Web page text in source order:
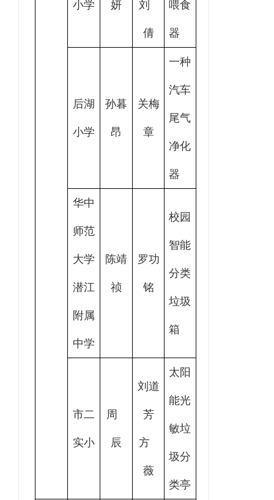
小学 妍 刘
倩
喂食
器
后湖
小学
孙暮
昂
关梅
章
一种
汽车
尾气
净化
器
华中
师范
大学
潜江
附属
中学
陈靖
祯
罗功
铭
校园
智能
分类
垃圾
箱
市二
实小
周
辰
刘道
芳
方
薇
太阳
能光
敏垃
圾分
类亭